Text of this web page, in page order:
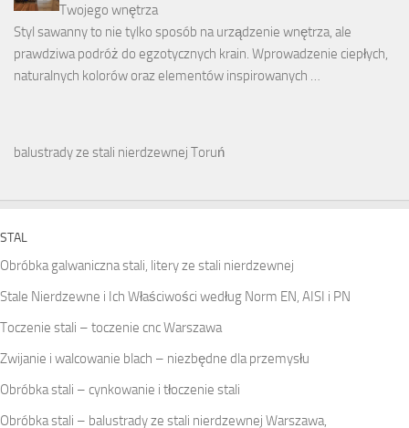
Twojego wnętrza
Styl sawanny to nie tylko sposób na urządzenie wnętrza, ale
prawdziwa podróż do egzotycznych krain. Wprowadzenie ciepłych,
naturalnych kolorów oraz elementów inspirowanych …
balustrady ze stali nierdzewnej Toruń
STAL
Obróbka galwaniczna stali, litery ze stali nierdzewnej
Stale Nierdzewne i Ich Właściwości według Norm EN, AISI i PN
Toczenie stali – toczenie cnc Warszawa
Zwijanie i walcowanie blach – niezbędne dla przemysłu
Obróbka stali – cynkowanie i tłoczenie stali
Obróbka stali – balustrady ze stali nierdzewnej Warszawa,